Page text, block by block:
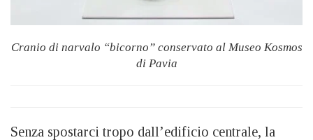
Cranio di narvalo “bicorno” conservato al Museo Kosmos
di Pavia
Senza spostarci tropo dall’edificio centrale, la